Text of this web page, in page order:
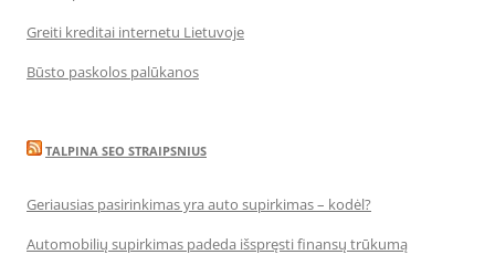
Greiti kreditai internetu Lietuvoje
Būsto paskolos palūkanos
TALPINA SEO STRAIPSNIUS
Geriausias pasirinkimas yra auto supirkimas – kodėl?
Automobilių supirkimas padeda išspręsti finansų trūkumą